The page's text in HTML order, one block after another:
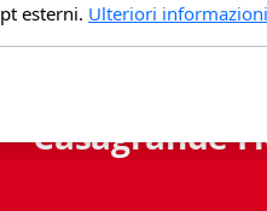
Casagrande
esterni. Ulteriori informazioni